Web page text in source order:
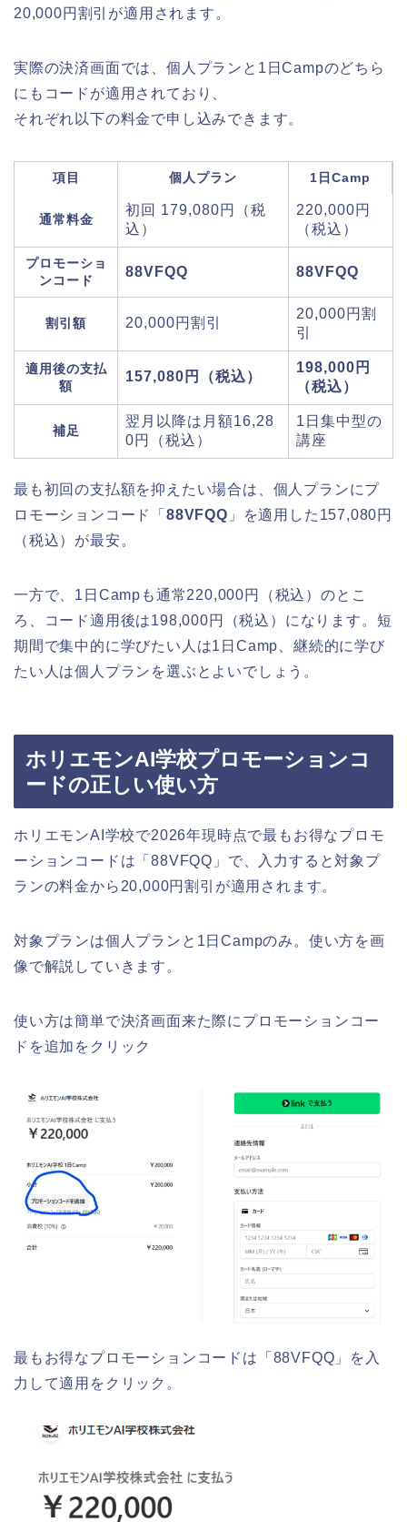
20,000円割引が適用されます。
実際の決済画面では、個人プランと1日Campのどちら
にもコードが適用されており、
それぞれ以下の料金で申し込みできます。
項目 個人プラン 1日Camp
通常料金
初回 179,080円（税
込）
220,000円
（税込）
プロモーショ
ンコード
88VFQQ 88VFQQ
割引額 20,000円割引
20,000円割
引
適用後の支払
額
157,080円（税込）
198,000円
（税込）
補足
翌月以降は月額16,28
0円（税込）
1日集中型の
講座
最も初回の支払額を抑えたい場合は、個人プランにプ
ロモーションコード「88VFQQ 」を適用した157,080円
（税込）が最安。
一方で、1日Campも通常220,000円（税込）のとこ
ろ、コード適用後は198,000円（税込）になります。短
期間で集中的に学びたい人は1日Camp、継続的に学び
たい人は個人プランを選ぶとよいでしょう。
ホリエモンAI学校プロモーションコ
ードの正しい使い方
ホリエモンAI学校で2026年現時点で最もお得なプロモ
ーションコードは「88VFQQ」で、入力すると対象プ
ランの料金から20,000円割引が適用されます。
対象プランは個人プランと1日Campのみ。使い方を画
像で解説していきます。
使い方は簡単で決済画面来た際にプロモーションコー
ドを追加をクリック
最もお得なプロモーションコードは「88VFQQ」を入
力して適用をクリック。